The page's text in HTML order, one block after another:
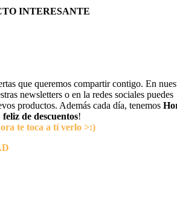
INTERESANTE
que queremos compartir contigo. En
newsletters o en la redes sociales puedes
productos. Además cada día, tenemos
feliz de descuentos!
te toca a tí verlo >:)